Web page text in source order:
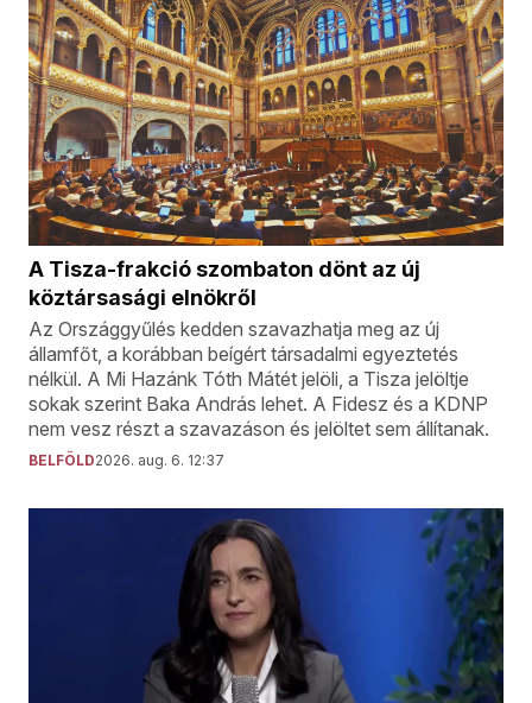
A Tisza-frakció szombaton dönt az új
köztársasági elnökről
Az Országgyűlés kedden szavazhatja meg az új
államfőt, a korábban beígért társadalmi egyeztetés
nélkül. A Mi Hazánk Tóth Mátét jelöli, a Tisza jelöltje
sokak szerint Baka András lehet. A Fidesz és a KDNP
nem vesz részt a szavazáson és jelöltet sem állítanak.
BELFÖLD2026. aug. 6. 12:37